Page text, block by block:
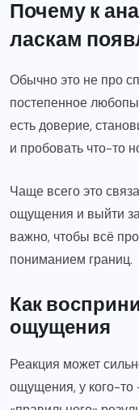
Почему к
ласкам
Обычно это не про
постепенное
есть доверие,
и пробовать что-то
Чаще всего это
ощущения и выйти
важно, чтобы всё
пониманием границ.
Как
ощущения
Реакция может
ощущения, у кого-то